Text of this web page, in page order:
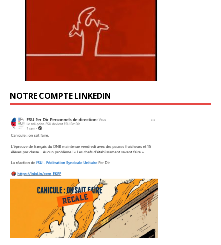
NOTRE COMPTE LINKEDIN